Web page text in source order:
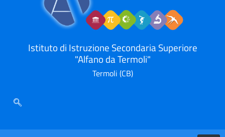
Istituto di Istruzione Secondaria Superiore
"Alfano da Termoli"
Termoli (CB)